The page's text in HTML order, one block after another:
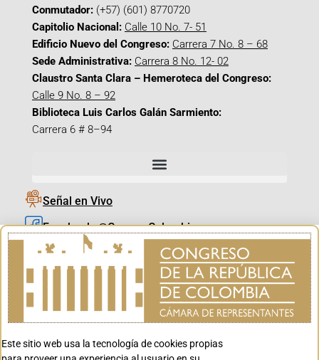
Conmutador: (+57) (601) 8770720
Capitolio Nacional: Calle 10 No. 7- 51
Edificio Nuevo del Congreso: Carrera 7 No. 8 – 68
Sede Administrativa: Carrera 8 No. 12- 02
Claustro Santa Clara – Hemeroteca del Congreso:
Calle 9 No. 8 – 92
Biblioteca Luis Carlos Galán Sarmiento:
Carrera 6 # 8–94
Señal en Vivo
Facebook_@CamaraColombia
Instagram_@CamaraColombia
X_@CamaraColombia
Youtube_@CamaraColombia
Este sitio web usa la tecnología de cookies propias